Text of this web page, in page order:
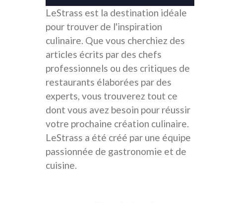
LeStrass est la destination idéale
pour trouver de l'inspiration
culinaire. Que vous cherchiez des
articles écrits par des chefs
professionnels ou des critiques de
restaurants élaborées par des
experts, vous trouverez tout ce
dont vous avez besoin pour réussir
votre prochaine création culinaire.
LeStrass a été créé par une équipe
passionnée de gastronomie et de
cuisine.